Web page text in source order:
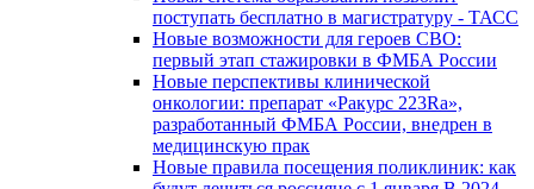
поступать бесплатно в магистратуру - ТАСС
Новые возможности для героев СВО:
первый этап стажировки в ФМБА России
Новые перспективы клинической
онкологии: препарат «Ракурс 223Ra»,
разработанный ФМБА России, внедрен в
медицинскую прак
Новые правила посещения поликлиник: как